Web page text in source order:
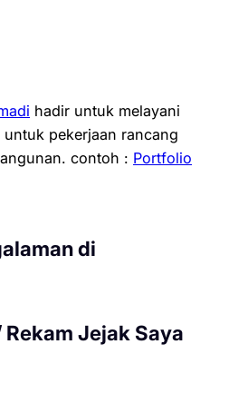
hadir untuk melayani
pekerjaan rancang
contoh : Portfolio
di
Rekam Jejak Saya